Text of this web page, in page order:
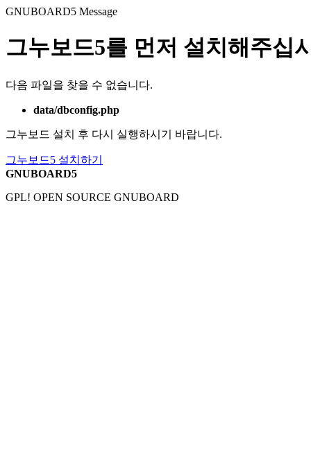
GNUBOARD5 Message
그누보드5를 먼저 설치해주십
다음 파일을 찾을 수 없습니다.
data/dbconfig.php
그누보드 설치 후 다시 실행하시기 바랍니다.
그누보드5 설치하기
GNUBOARD5
GPL! OPEN SOURCE GNUBOARD